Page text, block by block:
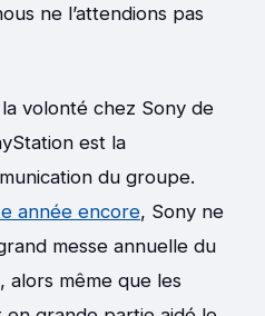
ne l’attendions pas
volonté chez Sony de
est la
du groupe.
année encore, Sony ne
messe annuelle du
alors même que les